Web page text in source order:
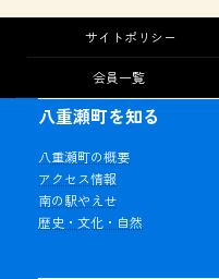
サイトポリシー
会員一覧
八重瀬町を知る
八重瀬町の概要
アクセス情報
南の駅やえせ
歴史・文化・自然